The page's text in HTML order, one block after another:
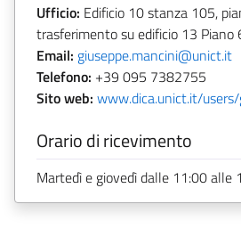
Ufficio: Edificio 10 stanza 105,
trasferimento su edificio 13 Piano
Email: giuseppe.mancini@unict.it
Telefono: +39 095 7382755
Sito web: www.dica.unict.it/
Orario di ricevimento
Martedì e giovedì dalle 11:00 alle